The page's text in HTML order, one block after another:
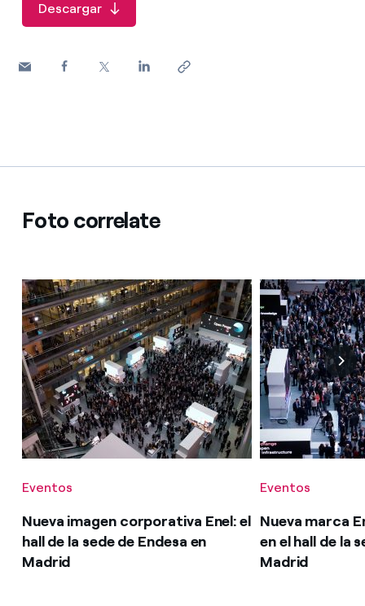
Descargar
Foto correlate
Eventos
Nueva imagen corporativa Enel: el
hall de la sede de Endesa en
Madrid
Eventos
Nueva marca
en el hall de la
Madrid